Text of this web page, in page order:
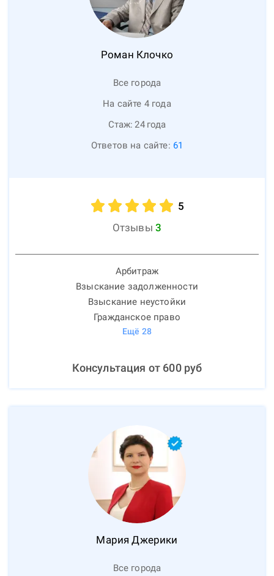
Роман Клочко
Все города
На сайте 4 года
Стаж: 24 года
Ответов на сайте: 61
5
Отзывы 3
Арбитраж
Взыскание задолженности
Взыскание неустойки
Гражданское право
Ещё 28
Консультация от 600руб
Мария Джерики
Все города